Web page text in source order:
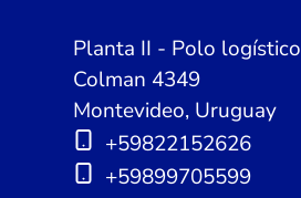
Planta II - Polo logístico
Colman 4349
Montevideo, Uruguay
+59822152626
+59899705599